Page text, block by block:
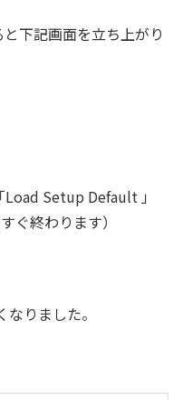
下記画面を立ち上がり
Setup Default 」
ぐ終わります）
りました。